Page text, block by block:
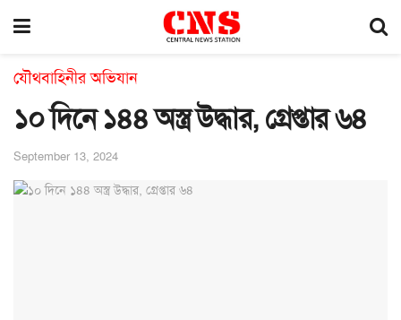
যৌথবাহিনীর অভিযান
১০ দিনে ১৪৪ অস্ত্র উদ্ধার, গ্রেপ্তার ৬৪
September 13, 2024